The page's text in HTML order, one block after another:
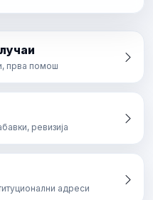
прва помош
ревизија
адреси